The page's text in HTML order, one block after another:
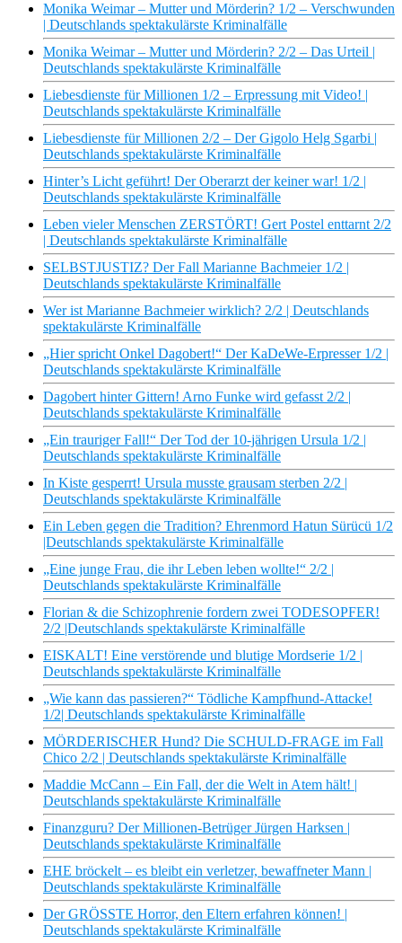
Monika Weimar – Mutter und Mörderin? 1/2 – Verschwunden
| Deutschlands spektakulärste Kriminalfälle
Monika Weimar – Mutter und Mörderin? 2/2 – Das Urteil |
Deutschlands spektakulärste Kriminalfälle
Liebesdienste für Millionen 1/2 – Erpressung mit Video! |
Deutschlands spektakulärste Kriminalfälle
Liebesdienste für Millionen 2/2 – Der Gigolo Helg Sgarbi |
Deutschlands spektakulärste Kriminalfälle
Hinter’s Licht geführt! Der Oberarzt der keiner war! 1/2 |
Deutschlands spektakulärste Kriminalfälle
Leben vieler Menschen ZERSTÖRT! Gert Postel enttarnt 2/2
| Deutschlands spektakulärste Kriminalfälle
SELBSTJUSTIZ? Der Fall Marianne Bachmeier 1/2 |
Deutschlands spektakulärste Kriminalfälle
Wer ist Marianne Bachmeier wirklich? 2/2 | Deutschlands
spektakulärste Kriminalfälle
„Hier spricht Onkel Dagobert!“ Der KaDeWe-Erpresser 1/2 |
Deutschlands spektakulärste Kriminalfälle
Dagobert hinter Gittern! Arno Funke wird gefasst 2/2 |
Deutschlands spektakulärste Kriminalfälle
„Ein trauriger Fall!“ Der Tod der 10-jährigen Ursula 1/2 |
Deutschlands spektakulärste Kriminalfälle
In Kiste gesperrt! Ursula musste grausam sterben 2/2 |
Deutschlands spektakulärste Kriminalfälle
Ein Leben gegen die Tradition? Ehrenmord Hatun Sürücü 1/2
|Deutschlands spektakulärste Kriminalfälle
„Eine junge Frau, die ihr Leben leben wollte!“ 2/2 |
Deutschlands spektakulärste Kriminalfälle
Florian & die Schizophrenie fordern zwei TODESOPFER!
2/2 |Deutschlands spektakulärste Kriminalfälle
EISKALT! Eine verstörende und blutige Mordserie 1/2 |
Deutschlands spektakulärste Kriminalfälle
„Wie kann das passieren?“ Tödliche Kampfhund-Attacke!
1/2| Deutschlands spektakulärste Kriminalfälle
MÖRDERISCHER Hund? Die SCHULD-FRAGE im Fall
Chico 2/2 | Deutschlands spektakulärste Kriminalfälle
Maddie McCann – Ein Fall, der die Welt in Atem hält! |
Deutschlands spektakulärste Kriminalfälle
Finanzguru? Der Millionen-Betrüger Jürgen Harksen |
Deutschlands spektakulärste Kriminalfälle
EHE bröckelt – es bleibt ein verletzer, bewaffneter Mann |
Deutschlands spektakulärste Kriminalfälle
Der GRÖSSTE Horror, den Eltern erfahren können! |
Deutschlands spektakulärste Kriminalfälle